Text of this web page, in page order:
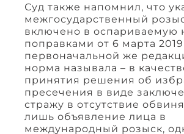
Суд также напомнил, что
межгосударственный
включено в оспариваемую
поправками от 6 марта 2019
первоначальной же
норма называла – в
принятия решения об
пресечения в виде
стражу в отсутствие
лишь объявление лица в
международный розыск,